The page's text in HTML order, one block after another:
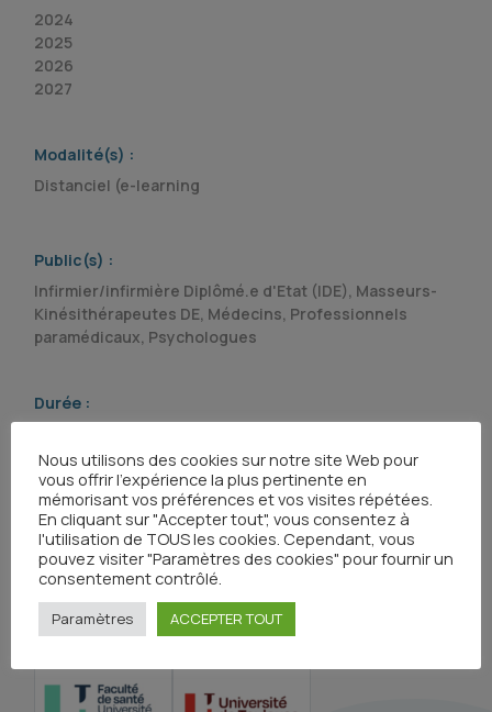
2024
2025
2026
2027
Modalité(s) :
Distanciel (e-learning
Public(s) :
Infirmier/infirmière Diplômé.e d'Etat (IDE), Masseurs-
Kinésithérapeutes DE, Médecins, Professionnels
paramédicaux, Psychologues
Durée :
Type(s) :
Formation Certifiante ou Diplômante (délivrance d'une
certification ou diplôme)
Organisme(s) :
Nous utilisons des cookies sur notre site Web pour
vous offrir l'expérience la plus pertinente en
mémorisant vos préférences et vos visites répétées.
En cliquant sur "Accepter tout", vous consentez à
l'utilisation de TOUS les cookies. Cependant, vous
pouvez visiter "Paramètres des cookies" pour fournir un
consentement contrôlé.
Paramètres ACCEPTER TOUT